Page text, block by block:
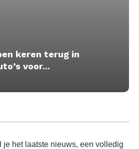
keren terug in
voor...
je het laatste nieuws, een volledig